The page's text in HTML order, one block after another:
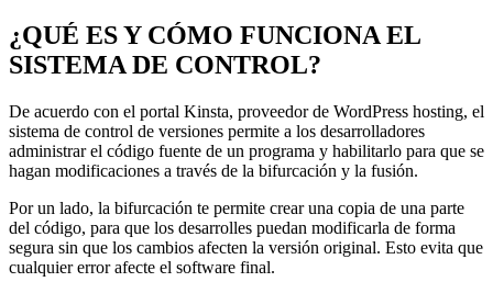
¿QUÉ ES Y CÓMO FUNCIONA EL
SISTEMA DE CONTROL?
De acuerdo con el portal Kinsta, proveedor de WordPress hosting, el
sistema de control de versiones permite a los desarrolladores
administrar el código fuente de un programa y habilitarlo para que se
hagan modificaciones a través de la bifurcación y la fusión.
Por un lado, la bifurcación te permite crear una copia de una parte
del código, para que los desarrolles puedan modificarla de forma
segura sin que los cambios afecten la versión original. Esto evita que
cualquier error afecte el software final.